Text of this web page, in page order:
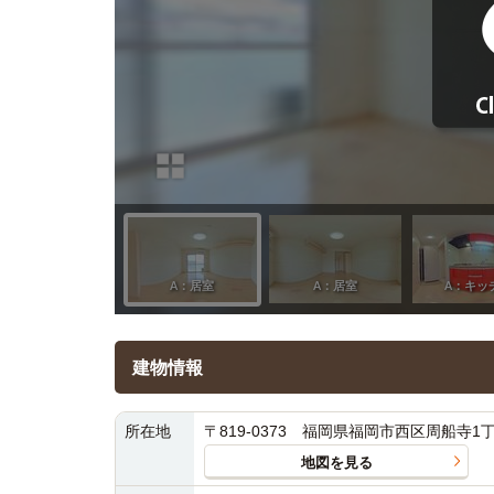
建物情報
所在地 〒819-0373 福岡県福岡市西区周船寺1
地図を見る